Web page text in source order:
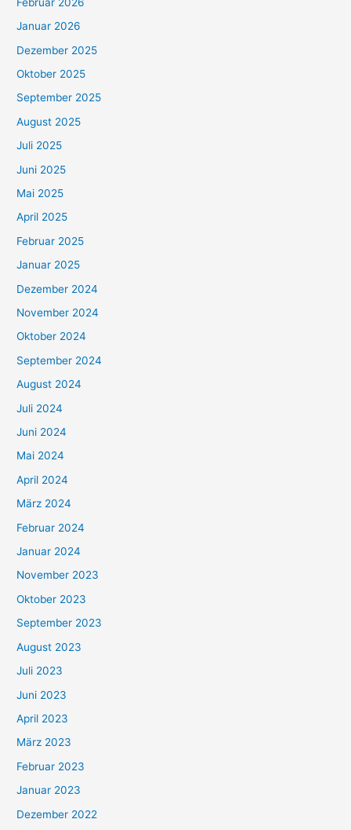
Januar 2026
Dezember 2025
Oktober 2025
September 2025
August 2025
Juli 2025
Juni 2025
Mai 2025
April 2025
Februar 2025
Januar 2025
Dezember 2024
November 2024
Oktober 2024
September 2024
August 2024
Juli 2024
Juni 2024
Mai 2024
April 2024
März 2024
Februar 2024
Januar 2024
November 2023
Oktober 2023
September 2023
August 2023
Juli 2023
Juni 2023
April 2023
März 2023
Februar 2023
Januar 2023
Dezember 2022